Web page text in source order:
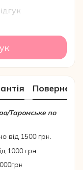
Таромське по
від 1500 грн.
1000 грн